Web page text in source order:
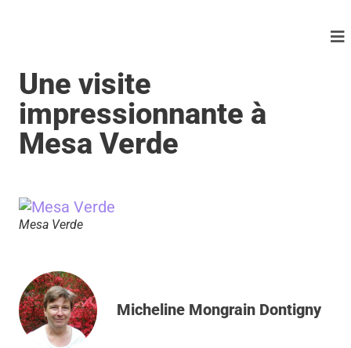
Une visite
impressionnante à
Mesa Verde
Mesa Verde
Micheline Mongrain Dontigny